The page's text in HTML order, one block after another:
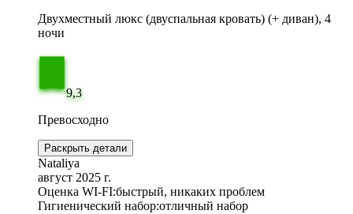
Двухместный люкс (двуспальная кровать) (+ диван), 4
ночи
9,3
Превосходно
Раскрыть детали
Nataliya
август 2025 г.
Оценка WI-FI:быстрый, никаких проблем
Гигиенический набор:отличный набор